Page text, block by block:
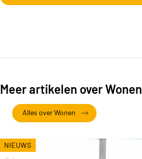
Meer artikelen over Wonen
Alles over Wonen
NIEUWS